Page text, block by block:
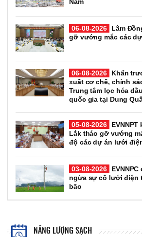
06-08-2026
Lâm
gỡ vướng mắc các
06-08-2026
Khẩn
xuất cơ chế, chính
Trung tâm lọc hóa
quốc gia tại Dung
05-08-2026
Lắk tháo gỡ vướng
độ các dự án lưới
03-08-2026
ngừa sự cố lưới điện
bão
NĂNG LƯỢNG SẠCH